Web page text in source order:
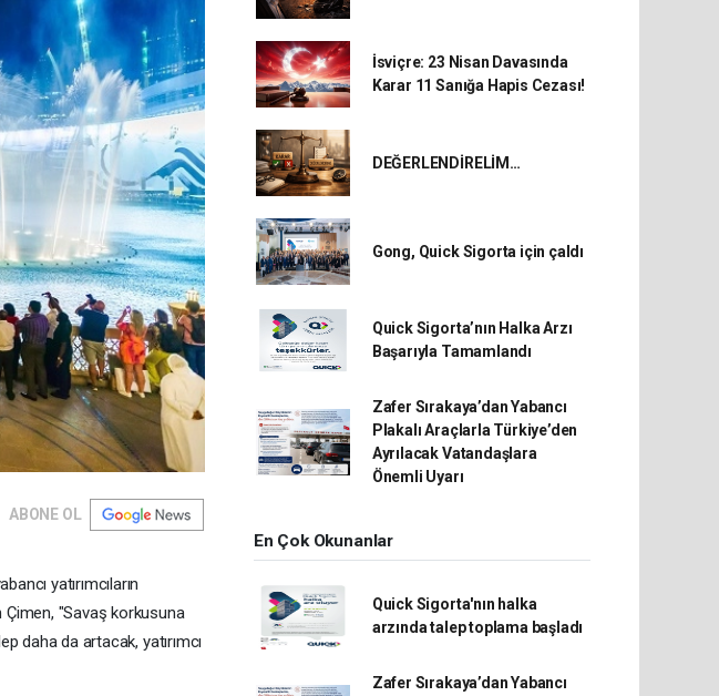
ABONE OL
yatırımcıların
Çimen, "Savaş korkusuna
daha da artacak, yatırımcı
İsviçre: 23 Nisan Davasında
Karar 11 Sanığa Hapis Cezası!
DEĞERLENDİRELİM…
Gong, Quick Sigorta için çaldı
Quick Sigorta’nın Halka Arzı
Başarıyla Tamamlandı
Zafer Sırakaya’dan Yabancı
Plakalı Araçlarla Türkiye’den
Ayrılacak Vatandaşlara
Önemli Uyarı
En Çok Okunanlar
Quick Sigorta'nın halka
arzında talep toplama başladı
Zafer Sırakaya’dan Yabancı